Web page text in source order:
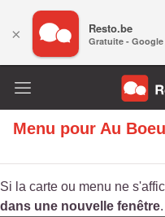
Menu pour Au
Si la carte ou menu ne
dans une nouvelle fenêtre.
× Resto.be
Gratuite - Google